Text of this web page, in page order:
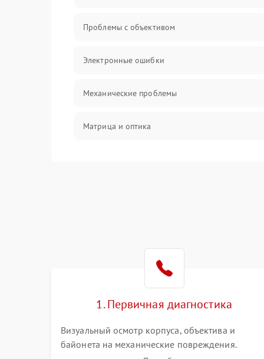
Проблемы с объективом
Электронные ошибки
Механические проблемы
Матрица и оптика
Коммуникации и интерфейсы
1. Первичная диагностика
Визуальный осмотр корпуса, объектива и
байонета на механические повреждения.